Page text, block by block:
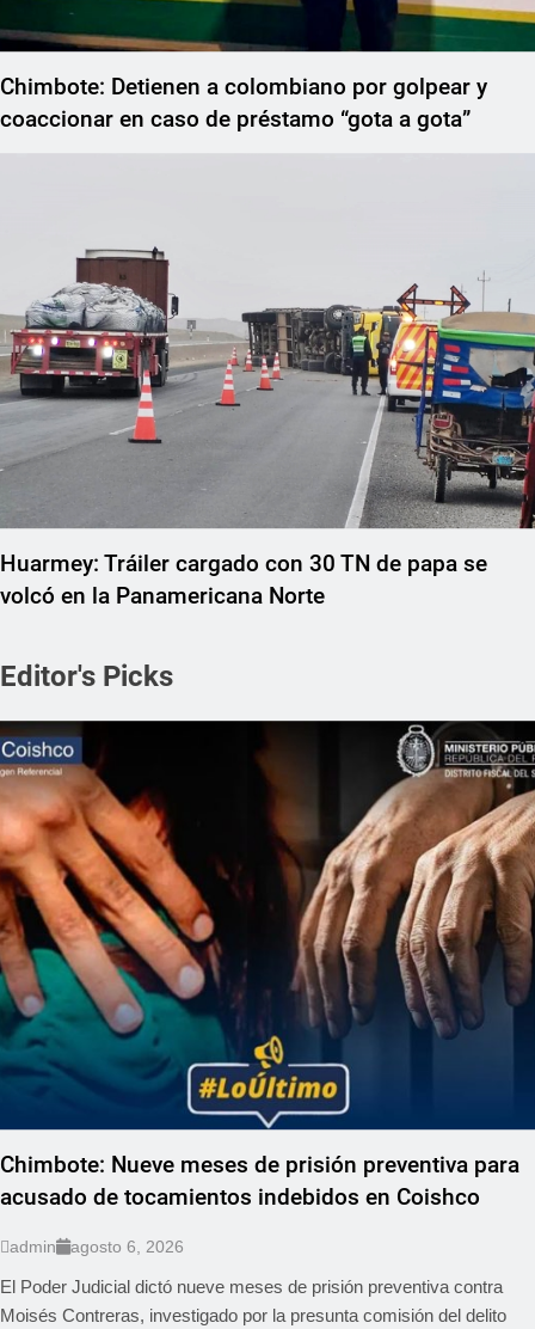
Chimbote: Detienen a colombiano por golpear y
coaccionar en caso de préstamo “gota a gota”
Huarmey: Tráiler cargado con 30 TN de papa se
volcó en la Panamericana Norte
Editor's Picks
REGIONAL
Chimbote: Nueve meses de prisión preventiva para
acusado de tocamientos indebidos en Coishco
admin agosto 6, 2026
El Poder Judicial dictó nueve meses de prisión preventiva contra
Moisés Contreras, investigado por la presunta comisión del delito